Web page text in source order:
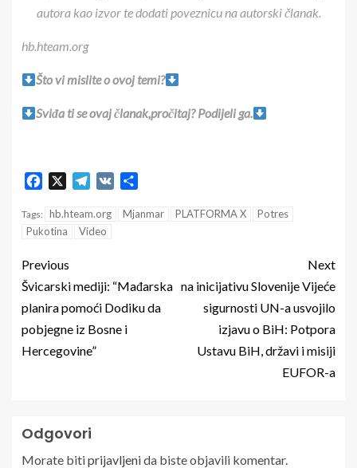
autora kao izvor te dodati poveznicu na autorski članak.
hb.hteam.org
Što vi mislite o ovoj temi?
Sviđa ti se ovaj članak,pročitaj? Podijeli ga.
Facebook Telegram
VK
Tags: hb.hteam.org Mjanmar PLATFORMA X
Potres
Pukotina
Video
Previous
Švicarski mediji: “Mađarska
planira pomoći Dodiku da
pobjegne iz Bosne i
Hercegovine”
Next
na inicijativu Slovenije Vijeće
sigurnosti UN-a usvojilo
izjavu o BiH: Potpora
Ustavu BiH, državi i misiji
EUFOR-a
Odgovori
Morate bitiprijavljenida biste objavili komentar.